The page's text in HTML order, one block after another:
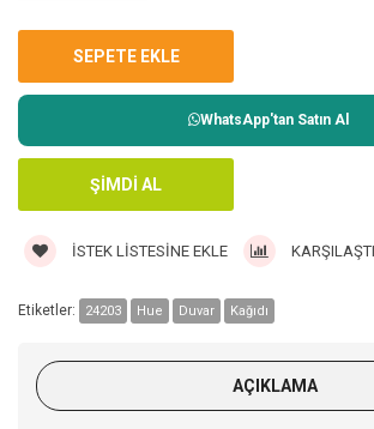
WhatsApp'tan Satın Al
İSTEK LISTESINE EKLE
Etiketler: 24203 Hue Duvar Kağıdı
AÇIKLAMA